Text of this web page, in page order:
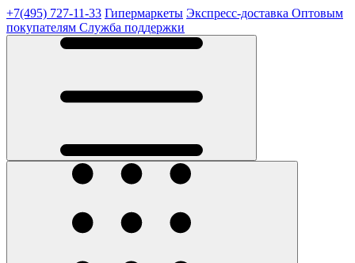
+7(495) 727-11-33 Гипермаркеты Экспресс-доставка Оптовым
покупателям Служба поддержки